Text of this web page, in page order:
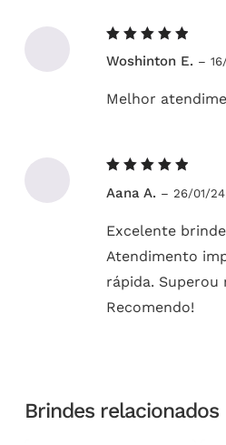
5de 5
Woshinton E. –
Melhor
5de 5
Aana A. – 26/01/24
Excelente
Atendimento
rápida. Superou
Recomendo!
Brindes relacionados